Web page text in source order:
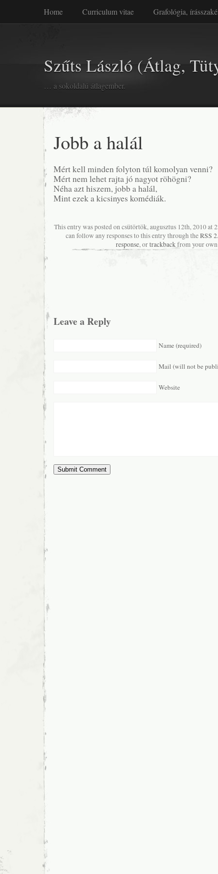
Home Curriculum vitae Grafológia,
… a sokoldalú átlagember.
Szűts László (Átlag,
Jobb a halál
Mért kell minden folyton túl komolyan venni?
Mért nem lehet rajta jó nagyot röhögni?
Néha azt hiszem, jobb a halál,
Mint ezek a kicsinyes komédiák.
This entry was posted on csütörtök, augusztus 12th, 2010 at
can follow any responses to this entry through theRSS
response, ortrackbackfrom your
Leave a Reply
Name (required)
Mail (will not be
Website